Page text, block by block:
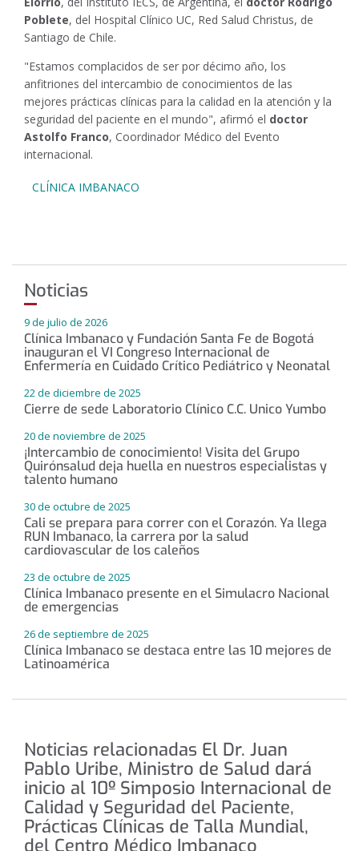
Poblete, del Hospital Clínico UC, Red Salud Christus, de
Santiago de Chile.
"Estamos complacidos de ser por décimo año, los
anfitriones del intercambio de conocimientos de las
mejores prácticas clínicas para la calidad en la atención y la
seguridad del paciente en el mundo", afirmó el doctor
Astolfo Franco, Coordinador Médico del Evento
internacional.
CLÍNICA IMBANACO
Noticias
9 de julio de 2026
Clínica Imbanaco y Fundación Santa Fe de Bogotá
inauguran el VI Congreso Internacional de
Enfermería en Cuidado Crítico Pediátrico y Neonatal
22 de diciembre de 2025
Cierre de sede Laboratorio Clínico C.C. Unico Yumbo
20 de noviembre de 2025
¡Intercambio de conocimiento! Visita del Grupo
Quirónsalud deja huella en nuestros especialistas y
talento humano
30 de octubre de 2025
Cali se prepara para correr con el Corazón. Ya llega
RUN Imbanaco, la carrera por la salud
cardiovascular de los caleños
23 de octubre de 2025
Clínica Imbanaco presente en el Simulacro Nacional
de emergencias
26 de septiembre de 2025
Clínica Imbanaco se destaca entre las 10 mejores de
Latinoamérica
Noticias relacionadas El Dr. Juan
Pablo Uribe, Ministro de Salud dará
inicio al 10º Simposio Internacional de
Calidad y Seguridad del Paciente,
Prácticas Clínicas de Talla Mundial,
del Centro Médico Imbanaco